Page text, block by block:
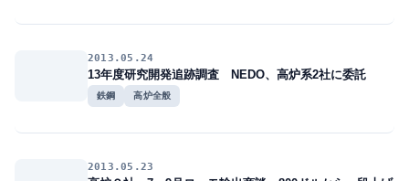
2013.05.24
13年度研究開発追跡調査 NEDO、高炉系2社に委託
鉄鋼 高炉全般
2013.05.23